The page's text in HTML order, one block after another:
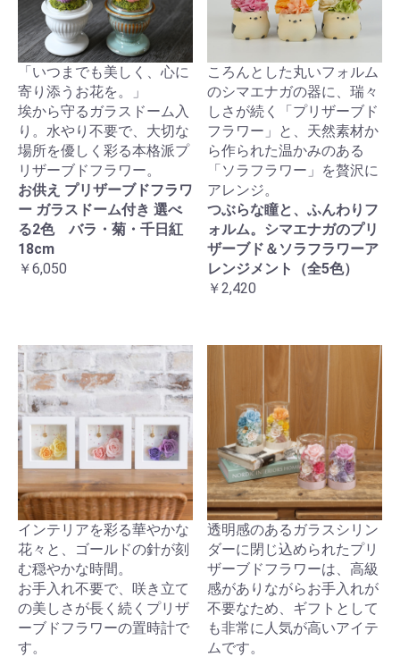
「いつまでも美しく、心に
寄り添うお花を。」
埃から守るガラスドーム入
り。水やり不要で、大切な
場所を優しく彩る本格派プ
リザーブドフラワー。
お供え プリザーブドフラワ
ー ガラスドーム付き 選べ
る2色 バラ・菊・千日紅
18cm
￥6,050
ころんとした丸いフォルム
のシマエナガの器に、瑞々
しさが続く「プリザーブド
フラワー」と、天然素材か
ら作られた温かみのある
「ソラフラワー」を贅沢に
アレンジ。
つぶらな瞳と、ふんわりフ
ォルム。シマエナガのプリ
ザーブド＆ソラフラワーア
レンジメント（全5色）
￥2,420
インテリアを彩る華やかな
花々と、ゴールドの針が刻
む穏やかな時間。
お手入れ不要で、咲き立て
の美しさが長く続くプリザ
ーブドフラワーの置時計で
す。
透明感のあるガラスシリン
ダーに閉じ込められたプリ
ザーブドフラワーは、高級
感がありながらお手入れが
不要なため、ギフトとして
も非常に人気が高いアイテ
ムです。